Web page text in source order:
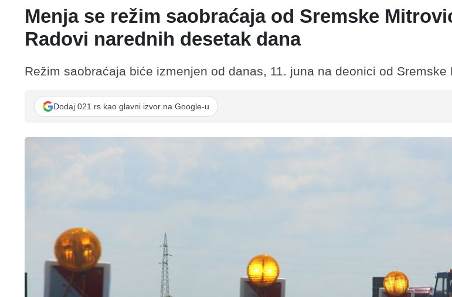
Menja se režim saobraćaja od Sremske
Radovi narednih desetak dana
Režim saobraćaja biće izmenjen od danas, 11. juna na deonici od Sremske
Dodaj 021.rs kao glavni izvor na Google-u